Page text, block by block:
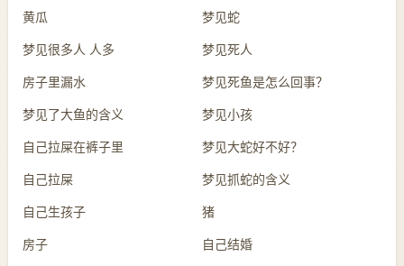
黄瓜 梦见蛇
梦见很多人 人多 梦见死人
房子里漏水 梦见死鱼是怎么回事？
梦见了大鱼的含义 梦见小孩
自己拉屎在裤子里 梦见大蛇好不好？
自己拉屎 梦见抓蛇的含义
自己生孩子 猪
房子 自己结婚